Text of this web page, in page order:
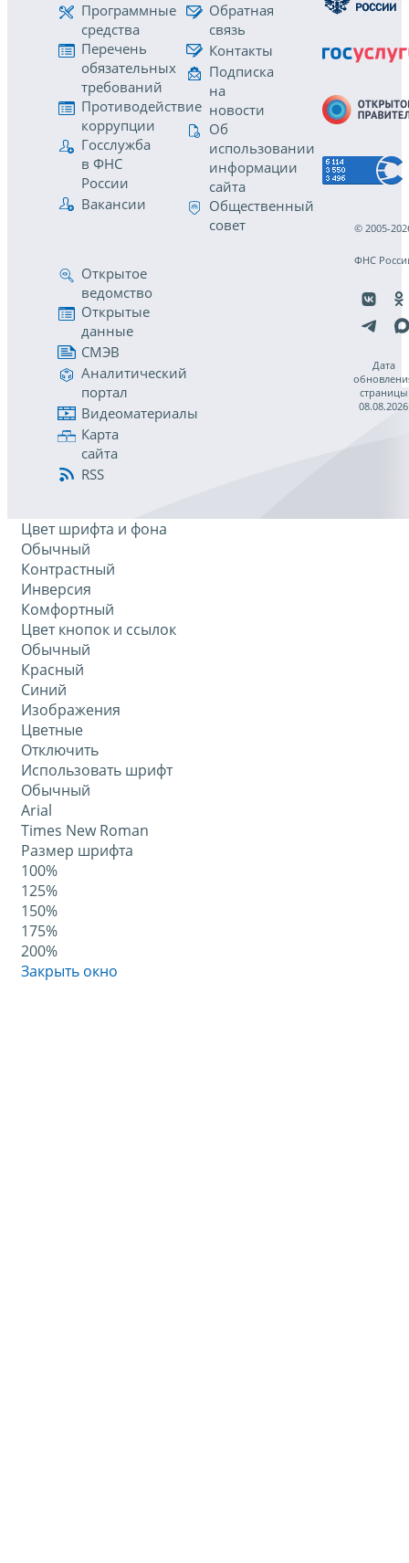
Программные
средства
Перечень
обязательных
требований
Противодействие
коррупции
Госслужба
в ФНС
России
Вакансии
Обратная
связь
Контакты
Подписка
на
новости
Об
использовании
информации
сайта
Общественный
совет
Открытое
ведомство
Открытые
данные
СМЭВ
Аналитический
портал
Видеоматериалы
Карта
сайта
RSS
© 2005-
ФНС
Дата
страницы
08.08.2026
Цвет шрифта и фона
Обычный
Контрастный
Инверсия
Комфортный
Цвет кнопок и ссылок
Обычный
Красный
Синий
Изображения
Цветные
Отключить
Использовать шрифт
Обычный
Arial
Times New Roman
Размер шрифта
100%
125%
150%
175%
200%
Закрыть окно